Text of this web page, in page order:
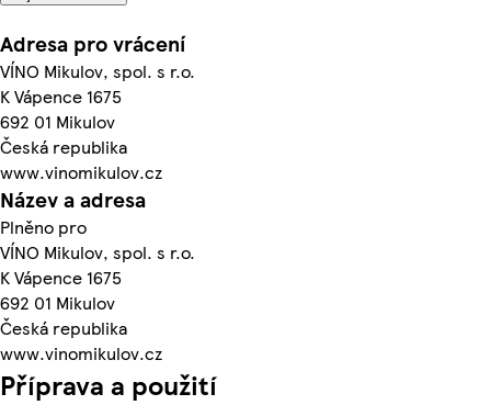
Adresa pro vrácení
VÍNO Mikulov, spol. s r.o.
K Vápence 1675
692 01 Mikulov
Česká republika
www.vinomikulov.cz
Název a adresa
Plněno pro
VÍNO Mikulov, spol. s r.o.
K Vápence 1675
692 01 Mikulov
Česká republika
www.vinomikulov.cz
Příprava a použití